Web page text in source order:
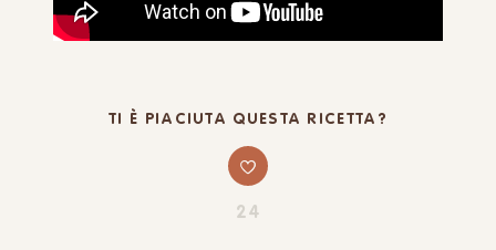
TI È PIACIUTA QUESTA RICETTA?
24